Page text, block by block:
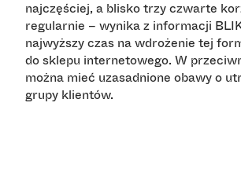
najczęściej, a blisko trzy czwarte
regularnie – wynika z informacji
najwyższy czas na wdrożenie tej
do sklepu internetowego. W
można mieć uzasadnione obawy o
grupy klientów.